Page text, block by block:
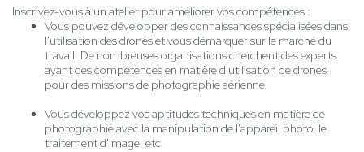
Inscrivez-vous à un atelier pour améliorer vos compétences :
Vous pouvez développer des connaissances spécialisées dans
l'utilisation des drones et vous démarquer sur le marché du
travail. De nombreuses organisations cherchent des experts
ayant des compétences en matière d'utilisation de drones
pour des missions de photographie aérienne.
Vous développez vos aptitudes techniques en matière de
photographie avec la manipulation de l'appareil photo, le
traitement d'image, etc.